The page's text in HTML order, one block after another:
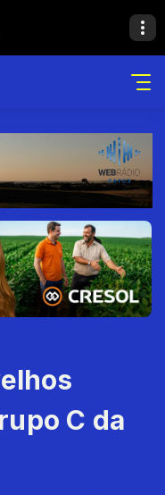
C da